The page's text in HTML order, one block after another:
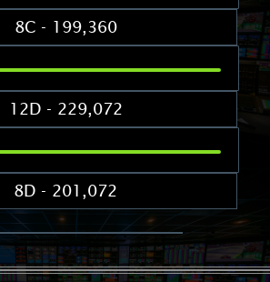
8C - 199,360
12D - 229,072
8D - 201,072